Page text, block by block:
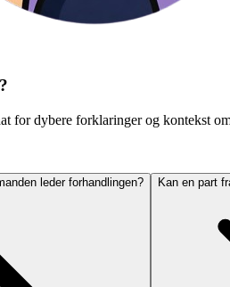
for dybere forklaringer og kontekst
leder forhandlingen? Kan en part